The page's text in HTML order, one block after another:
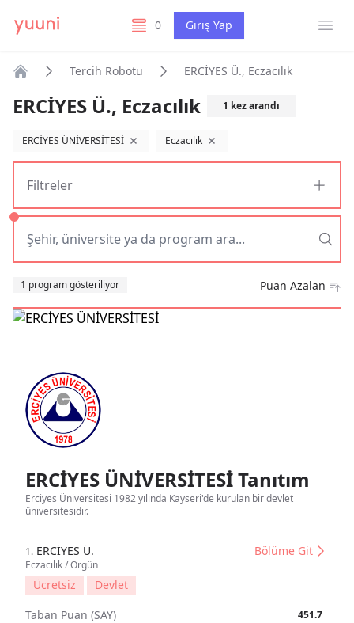
0
listelerim Giriş Yap
Tercih Robotu ERCİYES Ü., Eczacılık
ERCİYES Ü., Eczacılık 1 kez arandı
ERCİYES ÜNİVERSİTESİ filtreyi kaldırEczacılık filtreyi kaldır
Filtreler
1 program gösteriliyor Puan Azalan
ERCİYES ÜNİVERSİTESİ Tanıtım
Erciyes Üniversitesi 1982 yılında Kayseri'de kurulan bir devlet
üniversitesidir.
1. ERCİYES Ü.
Eczacılık / Örgün
Bölüme Git
Ücretsiz
Devlet
Taban Puan (SAY)
451.7